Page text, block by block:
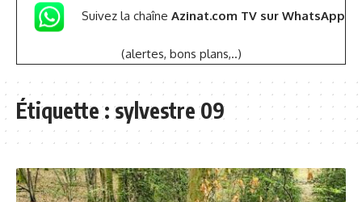
Suivez la chaîne Azinat.com TV sur WhatsApp
(alertes, bons plans,..)
Étiquette :sylvestre 09